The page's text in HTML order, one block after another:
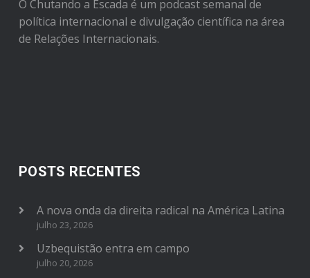
O Chutando a Escada é um podcast semanal de
política internacional e divulgação científica na área
de Relações Internacionais.
POSTS RECENTES
A nova onda da direita radical na América Latina
julho 23, 2026
Uzbequistão entra em campo
julho 20, 2026